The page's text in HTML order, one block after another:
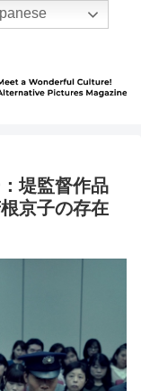
堤監督作品
京子の存在